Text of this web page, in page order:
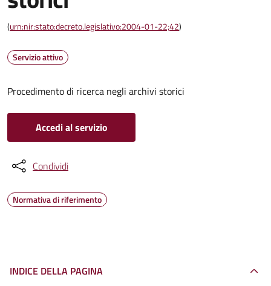
(urn:nir:stato:decreto.legislativo:2004-01-22;42)
Servizio attivo
Procedimento di ricerca negli archivi storici
Accedi al servizio
Condividi
Normativa di riferimento
INDICE DELLA PAGINA